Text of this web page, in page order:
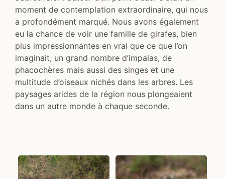
moment de contemplation extraordinaire, qui nous
a profondément marqué. Nous avons également
eu la chance de voir une famille de girafes, bien
plus impressionnantes en vrai que ce que l’on
imaginait, un grand nombre d’impalas, de
phacochères mais aussi des singes et une
multitude d’oiseaux nichés dans les arbres. Les
paysages arides de la région nous plongeaient
dans un autre monde à chaque seconde.